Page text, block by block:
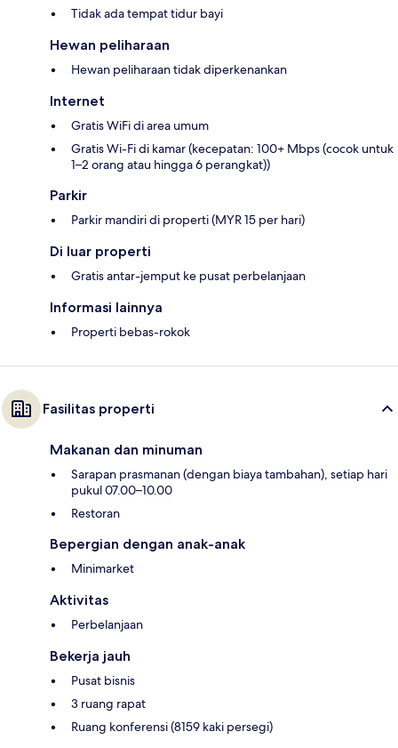
Tidak ada tempat tidur bayi
Hewan peliharaan
Hewan peliharaan tidak diperkenankan
Internet
Gratis WiFi di area umum
Gratis Wi-Fi di kamar (kecepatan: 100+ Mbps (cocok untuk
1–2 orang atau hingga 6 perangkat))
Parkir
Parkir mandiri di properti (MYR 15 per hari)
Di luar properti
Gratis antar-jemput ke pusat perbelanjaan
Informasi lainnya
Properti bebas-rokok
Fasilitas properti
Makanan dan minuman
Sarapan prasmanan (dengan biaya tambahan), setiap hari
pukul 07.00–10.00
Restoran
Bepergian dengan anak-anak
Minimarket
Aktivitas
Perbelanjaan
Bekerja jauh
Pusat bisnis
3 ruang rapat
Ruang konferensi (8159 kaki persegi)